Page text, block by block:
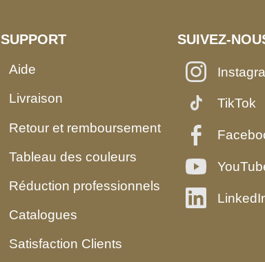
SUPPORT
Aide
Livraison
Retour et remboursement
Tableau des couleurs
Réduction professionnels
Catalogues
Satisfaction Clients
SUIVEZ-
TikTok